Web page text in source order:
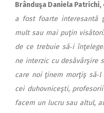
Brânduşa Daniela Patrichi,
a fost foarte interesantă
mult sau mai puţin
de ce trebuie să‑i
ne interzic cu desăvârşire
care noi ţinem morţiş
cei duhovniceşti,
facem un lucru sau altul,